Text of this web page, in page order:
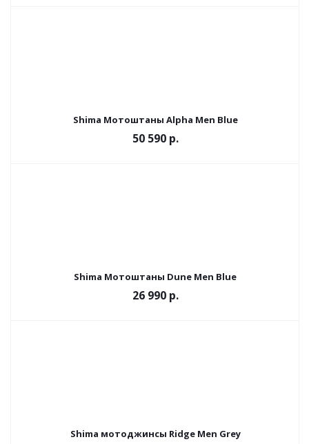
Shima Мотоштаны Alpha Men Blue
50 590 р.
Shima Мотоштаны Dune Men Blue
26 990 р.
Shima мотоджинсы Ridge Men Grey